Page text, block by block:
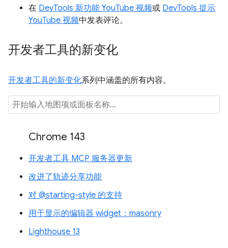
在 DevTools 新功能 YouTube 视频或 DevTools 提示
YouTube 视频中发表评论。
开发者工具的新变化
开发者工具的新变化系列中涵盖的所有内容。
Chrome 143
开发者工具 MCP 服务器更新
改进了轨迹分享功能
对 @starting-style 的支持
用于显示的编辑器 widget：masonry
Lighthouse 13